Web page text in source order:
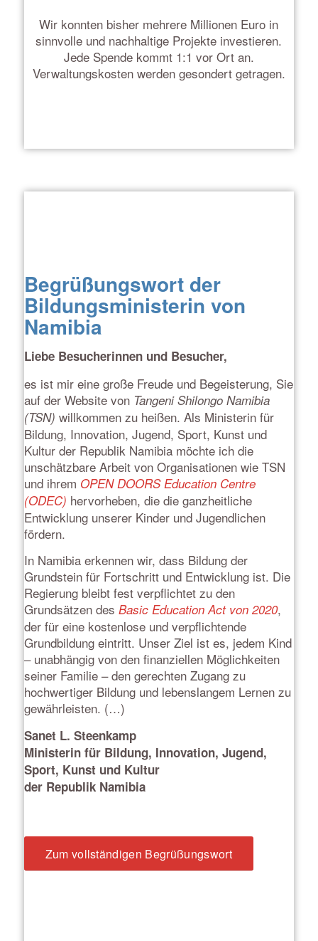
Wir konnten bisher mehrere Millionen Euro in
sinnvolle und nachhaltige Projekte investieren.
Jede Spende kommt 1:1 vor Ort an.
Verwaltungskosten werden gesondert getragen.
Begrüßungswort der
Bildungsministerin von
Namibia
Liebe Besucherinnen und Besucher,
es ist mir eine große Freude und Begeisterung, Sie
auf der Website von Tangeni Shilongo Namibia
(TSN) willkommen zu heißen. Als Ministerin für
Bildung, Innovation, Jugend, Sport, Kunst und
Kultur der Republik Namibia möchte ich die
unschätzbare Arbeit von Organisationen wie TSN
und ihrem OPEN DOORS Education Centre
(ODEC) hervorheben, die die ganzheitliche
Entwicklung unserer Kinder und Jugendlichen
fördern.
In Namibia erkennen wir, dass Bildung der
Grundstein für Fortschritt und Entwicklung ist. Die
Regierung bleibt fest verpflichtet zu den
Grundsätzen des Basic Education Act von 2020,
der für eine kostenlose und verpflichtende
Grundbildung eintritt. Unser Ziel ist es, jedem Kind
– unabhängig von den finanziellen Möglichkeiten
seiner Familie – den gerechten Zugang zu
hochwertiger Bildung und lebenslangem Lernen zu
gewährleisten. (…)
Sanet L. Steenkamp
Ministerin für Bildung, Innovation, Jugend,
Sport, Kunst und Kultur
der Republik Namibia
Zum vollständigen Begrüßungswort